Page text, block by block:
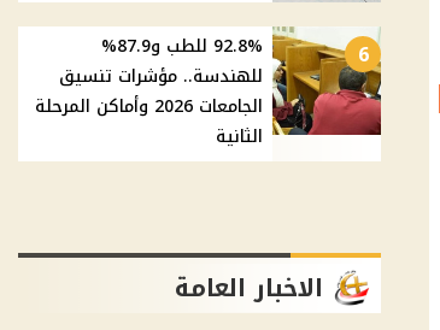
6
92.8% للطب و87.9%
للهندسة.. مؤشرات تنسيق
الجامعات 2026 وأماكن المرحلة
الثانية
الاخبار العامة